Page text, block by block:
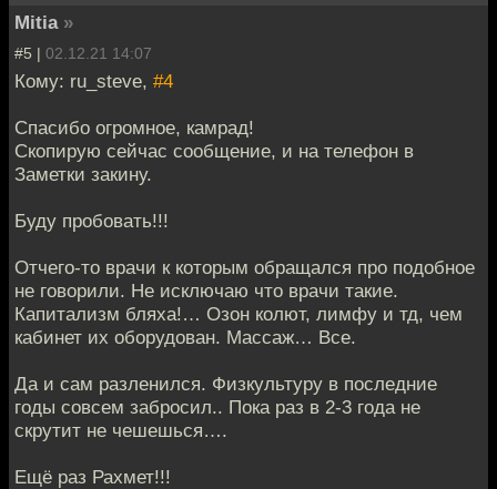
Mitia »
#5 | 02.12.21 14:07
Кому: ru_steve, #4
Спасибо огромное, камрад!
Скопирую сейчас сообщение, и на телефон в
Заметки закину.
Буду пробовать!!!
Отчего-то врачи к которым обращался про подобное
не говорили. Не исключаю что врачи такие.
Капитализм бляха!… Озон колют, лимфу и тд, чем
кабинет их оборудован. Массаж… Все.
Да и сам разленился. Физкультуру в последние
годы совсем забросил.. Пока раз в 2-3 года не
скрутит не чешешься….
Ещё раз Рахмет!!!